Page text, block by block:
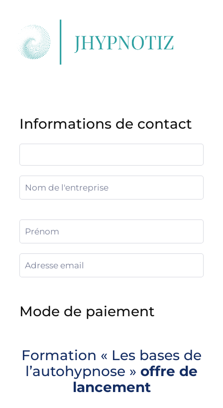
Informations de contact
Mode de paiement
Formation « Les bases de
l’autohypnose » offre de
lancement